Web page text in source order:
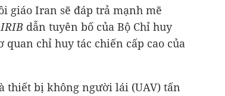
giáo Iran sẽ đáp trả mạnh mẽ
IRIB dẫn tuyên bố của Bộ Chỉ huy
chỉ huy tác chiến cấp cao của
thiết bị không người lái (UAV) tấn